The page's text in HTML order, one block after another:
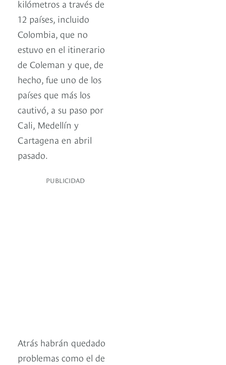
kilómetros a través de
12 países, incluido
Colombia, que no
estuvo en el itinerario
de Coleman y que, de
hecho, fue uno de los
países que más los
cautivó, a su paso por
Cali, Medellín y
Cartagena en abril
pasado.
PUBLICIDAD
Atrás habrán quedado
problemas como el de